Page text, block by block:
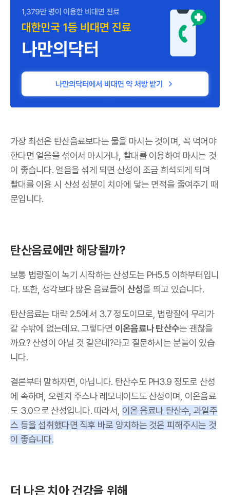
가장 최선은 탄산음료보다는 물을 마시는 것이며, 꼭 먹어야
한다면 얼음을 섞어서 마시거나, 빨대를 이용하여 마시는 것
이 좋습니다. 얼음을 섞게 되면 산성이 조금 희석되게 되며
빨대를 이용 시 산성 성분이 치아에 닿는 면적을 줄여주기 때
문입니다.
탄산음료에만 해당될까?
보통 법랑질이 녹기 시작하는 산성도는 PH5.5 이하부터입니
다. 또한, 생각보다 많은 음료들이 산성을 띄고 있습니다.
탄산음료는 대략 2.5에서 3.7 정도이므로, 법랑질에 무리가
갈 수밖에 없는데요. 그렇다면 이온음료나 탄산수는 괜찮을
까요? 산성이 아닐 것 같은데?라고 질문하시는 분들이 있습
니다.
결론부터 말하자면, 아닙니다. 탄산수도 PH3.9 정도로 산성
에 속하며, 오렌지 주스나 레모네이드도 산성이며, 이온음료
도 3.0으로 산성입니다. 따라서, 이온 음료나 탄산수, 과일주
스 등을 섭취했다면 직후 바로 양치하는 것은 피해주시는 것
이 좋습니다.
더 나은 치아 건강을 위해